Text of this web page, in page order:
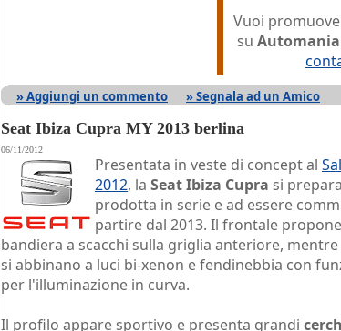
Vuoi
su
» Aggiungi un commento » Segnala ad un Amico
Seat Ibiza Cupra MY 2013 berlina
06/11/2012
Presentata in veste di concept al
2012, la Seat Ibiza Cupra si
prodotta in serie e ad essere
partire dal 2013. Il frontale
bandiera a scacchi sulla griglia anteriore, mentre
si abbinano a luci bi-xenon e fendinebbia con
per l'illuminazione in curva.
Il profilo appare sportivo e presenta grandi